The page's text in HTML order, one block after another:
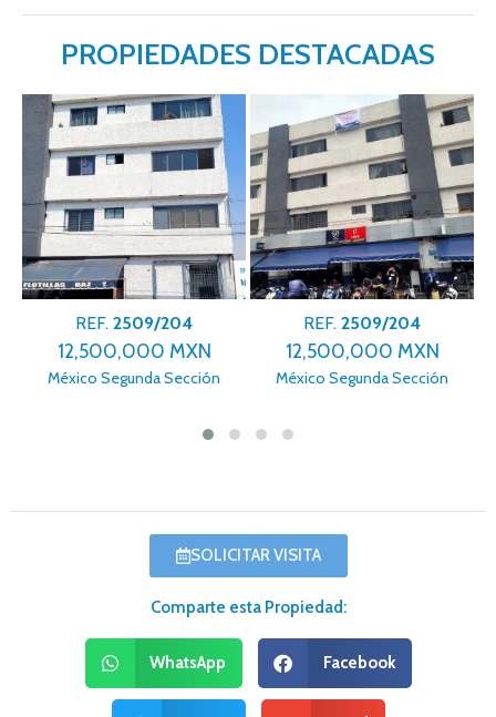
PROPIEDADES DESTACADAS
REF. 2509/204
12,500,000 MXN
México Segunda Sección
REF. 2509/204
12,500,000 MXN
México Segunda Sección
SOLICITAR VISITA
Comparte esta Propiedad:
WhatsApp Facebook